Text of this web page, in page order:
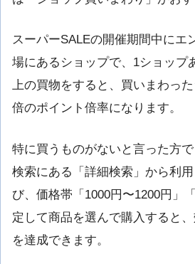
スーパーSALEの開催期間中にエ
場にあるショップで、1ショップ
上の買物をすると、買いまわっ
倍のポイント倍率になります。
特に買うものがないと言った方
検索にある「詳細検索」から利
び、価格帯「1000円〜1200円」
定して商品を選んで購入すると
を達成できます。